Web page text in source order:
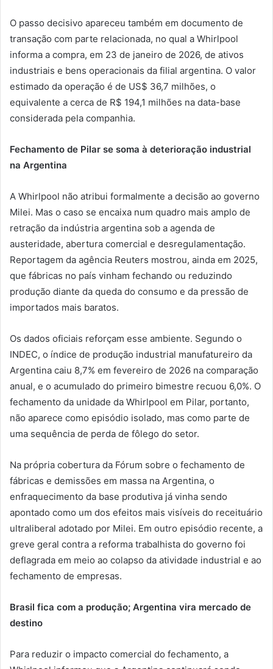
O passo decisivo apareceu também em documento de
transação com parte relacionada, no qual a Whirlpool
informa a compra, em 23 de janeiro de 2026, de ativos
industriais e bens operacionais da filial argentina. O valor
estimado da operação é de US$ 36,7 milhões, o
equivalente a cerca de R$ 194,1 milhões na data-base
considerada pela companhia.
Fechamento de Pilar se soma à deterioração industrial
na Argentina
A Whirlpool não atribui formalmente a decisão ao governo
Milei. Mas o caso se encaixa num quadro mais amplo de
retração da indústria argentina sob a agenda de
austeridade, abertura comercial e desregulamentação.
Reportagem da agência Reuters mostrou, ainda em 2025,
que fábricas no país vinham fechando ou reduzindo
produção diante da queda do consumo e da pressão de
importados mais baratos.
Os dados oficiais reforçam esse ambiente. Segundo o
INDEC, o índice de produção industrial manufatureiro da
Argentina caiu 8,7% em fevereiro de 2026 na comparação
anual, e o acumulado do primeiro bimestre recuou 6,0%. O
fechamento da unidade da Whirlpool em Pilar, portanto,
não aparece como episódio isolado, mas como parte de
uma sequência de perda de fôlego do setor.
Na própria cobertura da Fórum sobre o fechamento de
fábricas e demissões em massa na Argentina, o
enfraquecimento da base produtiva já vinha sendo
apontado como um dos efeitos mais visíveis do receituário
ultraliberal adotado por Milei. Em outro episódio recente, a
greve geral contra a reforma trabalhista do governo foi
deflagrada em meio ao colapso da atividade industrial e ao
fechamento de empresas.
Brasil fica com a produção; Argentina vira mercado de
destino
Para reduzir o impacto comercial do fechamento, a